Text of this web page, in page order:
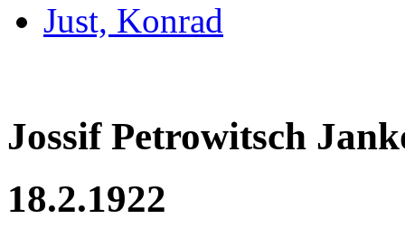
Just, Konrad
Jossif Petrowitsch
18.2.1922